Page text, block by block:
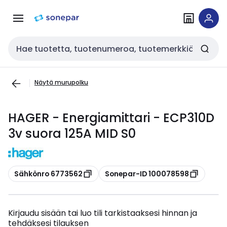
navigointiinsisältöön
Haku
Näytä murupolku
HAGER - Energiamittari - ECP310D
3v suora 125A MID S0
Kopioi
Sähkönro 6773562 Kopioi
Sonepar-ID 100078598
Kirjaudu sisään tai luo tili tarkistaaksesi hinnan ja
tehdäksesi tilauksen